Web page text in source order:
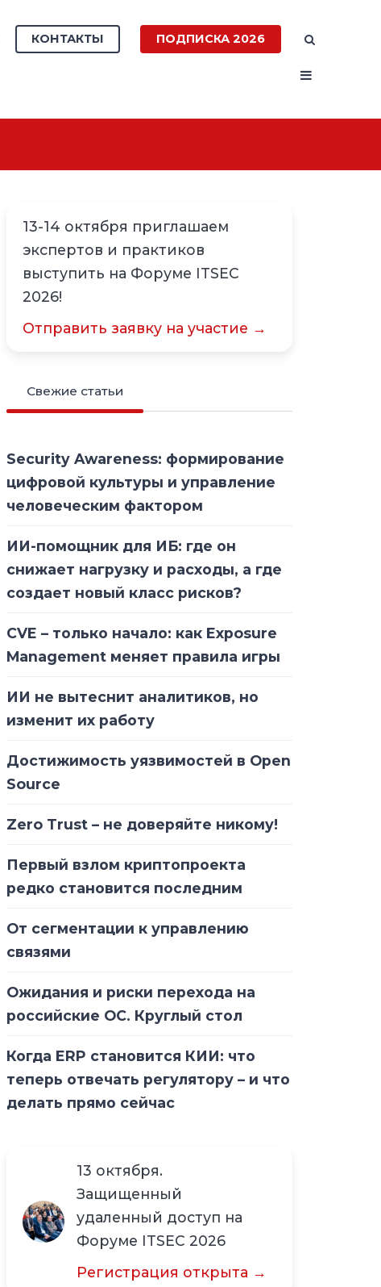
КОНТАКТЫ ПОДПИСКА 2026
13-14 октября приглашаем
экспертов и практиков
выступить на Форуме ITSEC
2026!
Отправить заявку на участие →
Свежие статьи
Security Awareness: формирование
цифровой культуры и управление
человеческим фактором
ИИ-помощник для ИБ: где он
снижает нагрузку и расходы, а где
создает новый класс рисков?
CVE – только начало: как Exposure
Management меняет правила игры
ИИ не вытеснит аналитиков, но
изменит их работу
Достижимость уязвимостей в Open
Source
Zero Trust – не доверяйте никому!
Первый взлом криптопроекта
редко становится последним
От сегментации к управлению
связями
Ожидания и риски перехода на
российские ОС. Круглый стол
Когда ERP становится КИИ: что
теперь отвечать регулятору – и что
делать прямо сейчас
13 октября.
Защищенный
удаленный доступ на
Форуме ITSEC 2026
Регистрация открыта →